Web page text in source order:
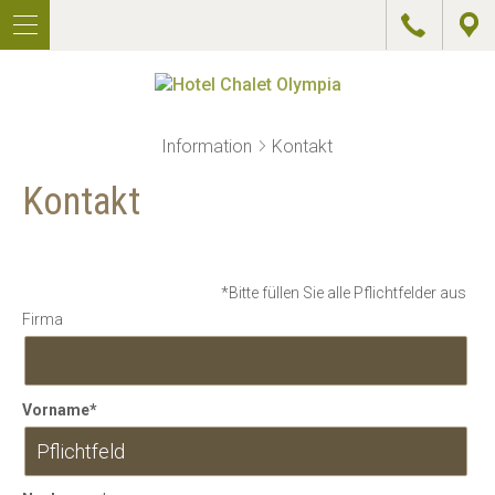
DEU
ITA
WELLNESS
AKTIV
RESTAURANT
PIZZERIA
Information Kontakt
Kontakt
*Bitte füllen Sie alle Pflichtfelder aus
Firma
Vorname*